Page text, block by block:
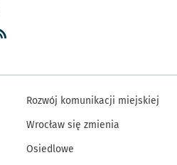
Rozwój komunikacji miejskiej
Wrocław się zmienia
Osiedlowe